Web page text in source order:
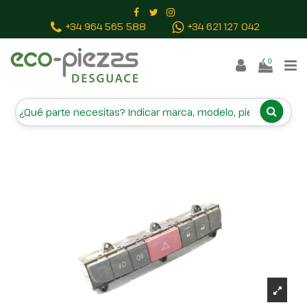
+34 964 565 588 +34 621 127 042
0
RECAMBIOS
BAJAS Y TASACIONES
CONTACTO
Inicio Piezas vehículos WARNING